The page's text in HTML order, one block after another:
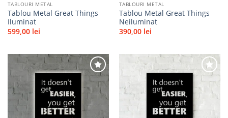
TABLOURI METAL
Tablou Metal Great Things
Iluminat
599,00 lei
TABLOURI METAL
Tablou Metal Great Things
Neiluminat
390,00 lei
la
favorite
la
favorite